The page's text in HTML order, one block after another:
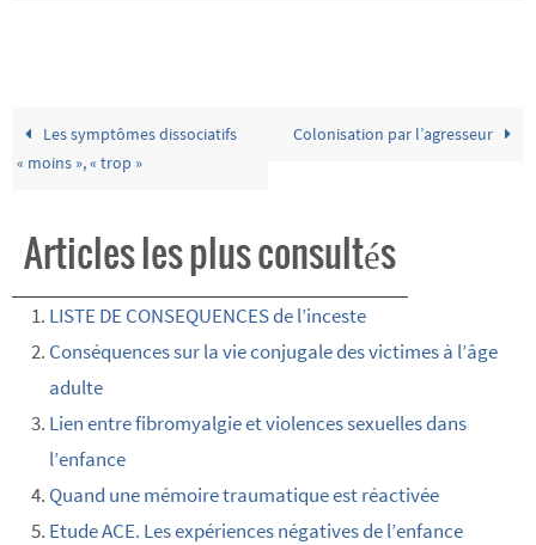
Les symptômes dissociatifs
« moins », « trop »
Colonisation par l’agresseur
Articles les plus consultés
LISTE DE CONSEQUENCES de l’inceste
Conséquences sur la vie conjugale des victimes à l’âge
adulte
Lien entre fibromyalgie et violences sexuelles dans
l’enfance
Quand une mémoire traumatique est réactivée
Etude ACE. Les expériences négatives de l’enfance